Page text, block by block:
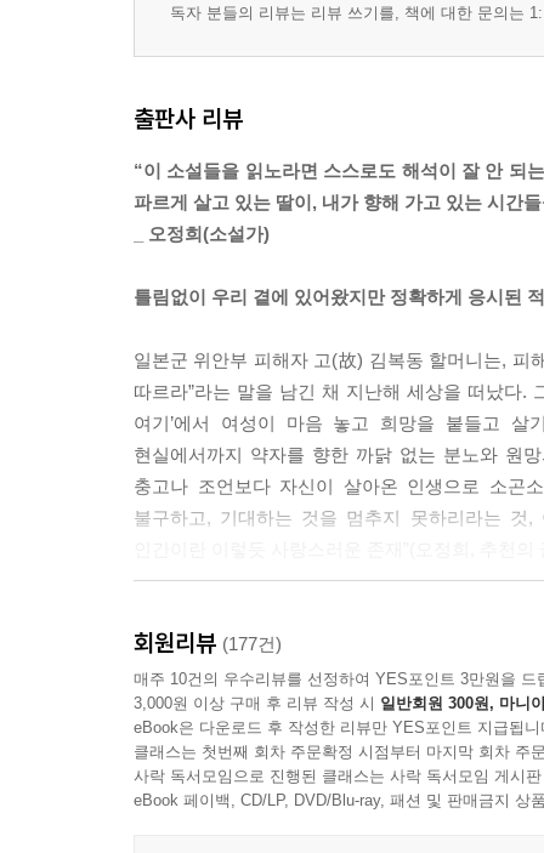
독자 분들의 리뷰는 리뷰 쓰기를, 책에 대한 문의는
출판사 리뷰
“이 소설들을 읽노라면 스스로도 해석이 잘 안 되
파르게 살고 있는 딸이, 내가 향해 가고 있는 시간
_ 오정희(소설가)
틀림없이 우리 곁에 있어왔지만 정확하게 응시된
일본군 위안부 피해자 고(故) 김복동 할머니는, 피
따르라”라는 말을 남긴 채 지난해 세상을 떠났다.
여기’에서 여성이 마음 놓고 희망을 붙들고 살
현실에서까지 약자를 향한 까닭 없는 분노와 원
충고나 조언보다 자신이 살아온 인생으로 소곤
불구하고, 기대하는 것을 멈추지 못하리라는
‘할머니’들의 이름을 제대로 불러보고 싶다는 마
강화길, 손보미, 최은미, 손원평)이 유해한 시대를
그려냈다. 가족의 의미가 흐려져가는 시대에도
의해 자신의 이름을 지우고도 한 시대를 오롯
있어왔지만 정확하게 응시된 적은 없었던 여성들
회원리뷰 (177건)
매주 10건의 우수리뷰를 선정하여 YES포인트 3만원을 드
3,000원 이상 구매 후 리뷰 작성 시 일반회원 300원, 마니
eBook은 다운로드 후 작성한 리뷰만 YES포인트 지급됩니
클래스는 첫번째 회차 주문확정 시점부터 마지막 회차 주
사락 독서모임으로 진행된 클래스는 사락 독서모임 게시
eBook 페이백, CD/LP, DVD/Blu-ray, 패션 및 판매금지 상